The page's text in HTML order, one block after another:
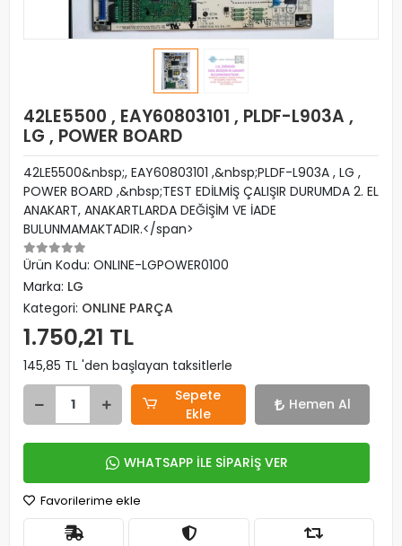
42LE5500 , EAY60803101 , PLDF-L903A ,
LG , POWER BOARD
42LE5500&nbsp;, EAY60803101 ,&nbsp;PLDF-L903A , LG ,
POWER BOARD ,&nbsp;TEST EDİLMİŞ ÇALIŞIR DURUMDA 2. EL
ANAKART, ANAKARTLARDA DEĞİŞİM VE İADE
BULUNMAMAKTADIR.</span>
Ürün Kodu: ONLINE-LGPOWER0100
Marka: LG
Kategori: ONLINE PARÇA
1.750,21 TL
145,85 TL 'den başlayan taksitlerle
Sepete
Ekle
Hemen Al
WHATSAPP İLE SİPARİŞ VER
Favorilerime ekle